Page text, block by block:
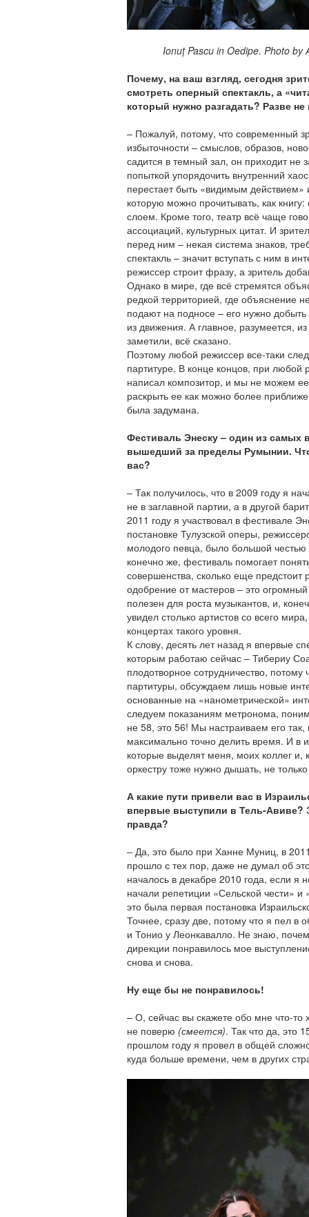
Ionuț Pascu in Oedipe. Photo by
Почему, на ваш взгляд, сегодня
смотреть оперный спектакль, а
который нужно разгадать? Разве
– Пожалуй, потому, что современный
избыточности – смыслов, образов,
садится в темный зал, он приходит не
попыткой упорядочить внутренний
перестает быть «видимым действием»
которую можно прочитывать, как книгу:
слоем. Кроме того, театр всё чаще
ассоциаций, культурных цитат. И
перед ним – некая система знаков,
спектакль – значит вступать с ним в
режиссер строит фразу, а зритель
Однако в мире, где всё стремятся
редкой территорией, где объяснение
подают на подносе – его нужно добыть
из движения. А главное, разумеется,
заметили, всё сказано.
Поэтому любой режиссер все-таки
партитуре. В конце концов, при любой
написал композитор, и мы не можем
раскрыть ее как можно более
была задумана.
Фестиваль Энеску – один из
вышедший за пределы Румынии.
вас?
– Так получилось, что в 2009 году я
не в заглавной партии, а в другой
2011 году я участвовал в фестивале
постановке Тулузской оперы,
молодого певца, было большой
конечно же, фестиваль помогает
совершенства, сколько еще предстоит
одобрение от мастеров – это
полезен для роста музыкантов, и,
увидел столько артистов со всего
концертах такого уровня.
К слову, десять лет назад я впервые
которым работаю сейчас – Тибериу
плодотворное сотрудничество,
партитуры, обсуждаем лишь новые
основанные на «нанометрической»
следуем показаниям метронома,
не 58, это 56! Мы настраиваем его
максимально точно делить время. И в
которые выделят меня, моих коллег и,
оркестру тоже нужно дышать, не
А какие пути привели вас в
впервые выступили в Тель-
правда?
– Да, это было при Ханне Муниц, в
прошло с тех пор, даже не думал об
началось в декабре 2010 года, если я
начали репетиции «Сельской чести»
это была первая постановка
Точнее, сразу две, потому что я пел в
и Тонио у Леонкавалло. Не знаю,
дирекции понравилось мое
снова и снова.
Ну еще бы не понравилось!
– О, сейчас вы скажете обо мне что-
не поверю (смеется). Так что да, это
прошлом году я провел в общей
куда больше времени, чем в других